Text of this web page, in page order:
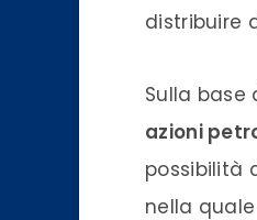
distribuire
Sulla base
azioni
possibilità
nella